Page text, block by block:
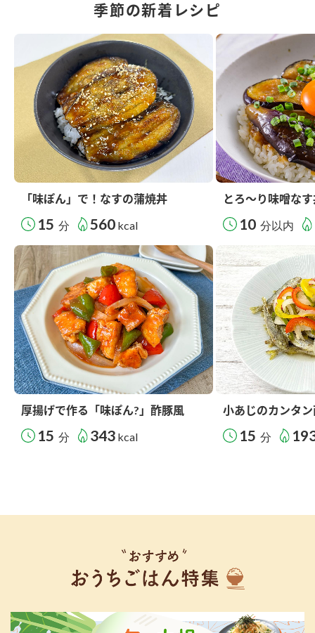
季節の新着レシピ
「味ぽん」で！なすの蒲焼丼
15 分 560 kcal
とろ～り味噌な
10 分以内
厚揚げで作る「味ぽん?」酢豚風
15 分 343 kcal
小あじのカンタ
15 分